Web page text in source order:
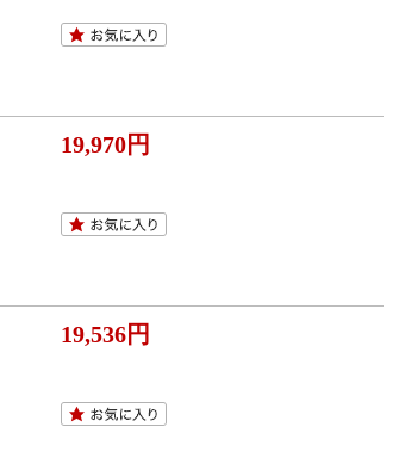
19,970円
19,536円